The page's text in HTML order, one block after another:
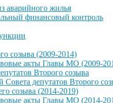
аварийного жилья
финансовый контроль
созыва (2009-2014)
акты Главы МО (2009-
Второго созыва
депутатов Второго
созыва (2014-2019)
акты Главы МО (2014-